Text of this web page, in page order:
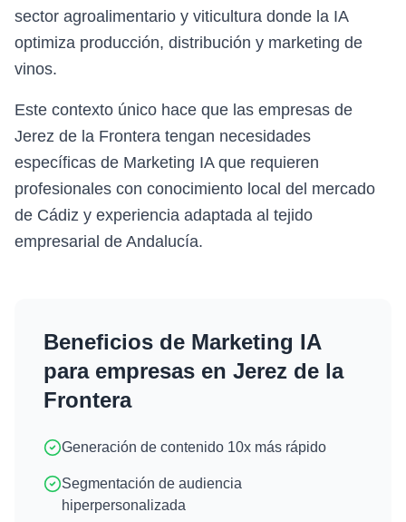
sector agroalimentario y viticultura donde la IA
optimiza producción, distribución y marketing de
vinos.
Este contexto único hace que las empresas de
Jerez de la Frontera tengan necesidades
específicas de Marketing IA que requieren
profesionales con conocimiento local del mercado
de Cádiz y experiencia adaptada al tejido
empresarial de Andalucía.
Beneficios de Marketing IA
para empresas en Jerez de la
Frontera
Generación de contenido 10x más rápido
Segmentación de audiencia
hiperpersonalizada